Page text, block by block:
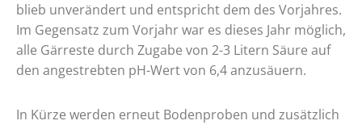
blieb unverändert und entspricht dem des Vorjahres.
Im Gegensatz zum Vorjahr war es dieses Jahr möglich,
alle Gärreste durch Zugabe von 2-3 Litern Säure auf
den angestrebten pH-Wert von 6,4 anzusäuern.
In Kürze werden erneut Bodenproben und zusätzlich